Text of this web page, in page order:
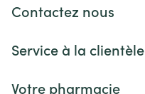
Contactez nous
Service à la clientèle
Votre pharmacie